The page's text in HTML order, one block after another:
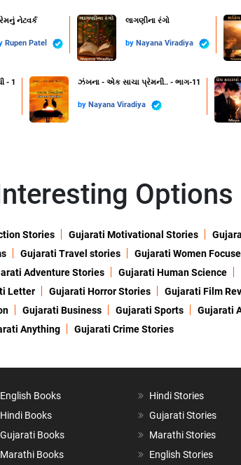
નેટવર્ક
Rupen Patel
લાગણીના રંગો
by Nayana Viradiya
- 1 ઝંખના - એક સાચા પ્રેમની.. - ભાગ-11
by Nayana Viradiya
Options
Stories Gujarati Motivational Stories
Gujarati Travel stories Gujarati Women
Adventure Stories Gujarati Human Science
Letter Gujarati Horror Stories Gujarati Film
Gujarati Business Gujarati Sports Gujarati
Anything
Gujarati Crime Stories
English Books
Hindi Books
Gujarati Books
Marathi Books
Hindi Stories
Gujarati Stories
Marathi Stories
English Stories